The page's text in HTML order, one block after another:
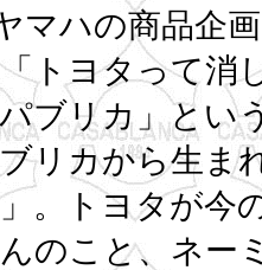
マハの商品企
トヨタって消
ブリカ」とい
リカから生ま
。トヨタが今
のこと、ネー